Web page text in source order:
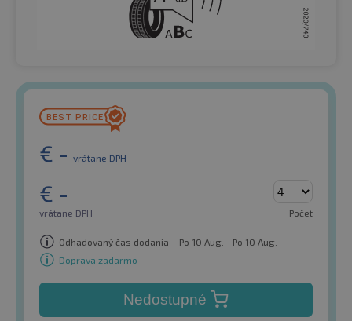
€ - vrátane DPH
€ -
vrátane DPH Počet
Odhadovaný čas dodania – Po 10 Aug. - Po 10 Aug.
Doprava zadarmo
Nedostupné